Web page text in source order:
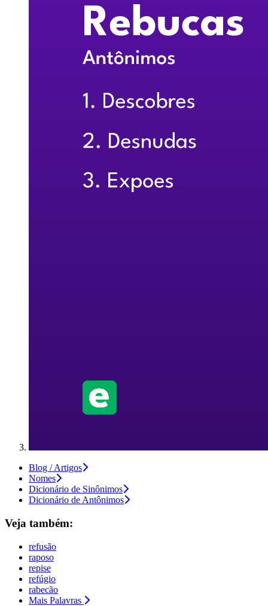
Blog / Artigos
Nomes
Dicionário de Sinônimos
Dicionário de Antônimos
Veja também:
refusão
raposo
repise
refúgio
rabecão
Mais Palavras